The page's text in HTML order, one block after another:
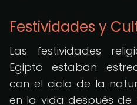
Festividades y
Las festividades
Egipto estaban
con el ciclo de la
en la vida después de